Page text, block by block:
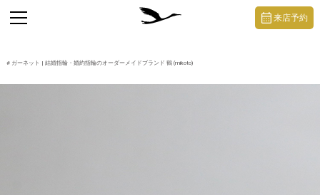
# ガーネット | 結婚指輪・婚約指輪のオーダーメイドブランド 鶴 (mikoto)
toggle
navigation
来店予約